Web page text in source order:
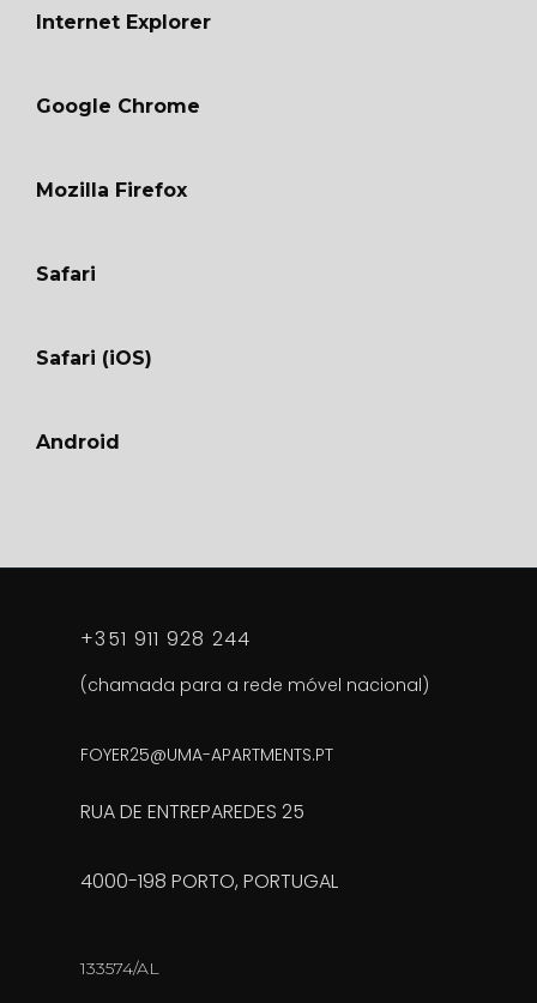
Internet Explorer
Google Chrome
Mozilla Firefox
Safari
Safari (iOS)
Android
+351 911 928 244
(chamada para a rede móvel nacional)
FOYER25@UMA-APARTMENTS.PT
RUA DE ENTREPAREDES 25
4000-198 PORTO, PORTUGAL
133574/AL